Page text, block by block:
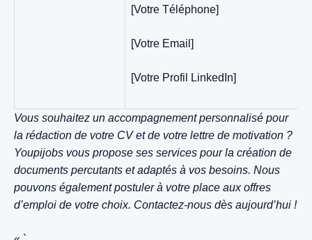
[Votre Téléphone]
[Votre Email]
[Votre Profil LinkedIn]
Vous souhaitez un accompagnement personnalisé pour
la rédaction de votre CV et de votre lettre de motivation ?
Youpijobs vous propose ses services pour la création de
documents percutants et adaptés à vos besoins. Nous
pouvons également postuler à votre place aux offres
d’emploi de votre choix. Contactez-nous dès aujourd’hui !